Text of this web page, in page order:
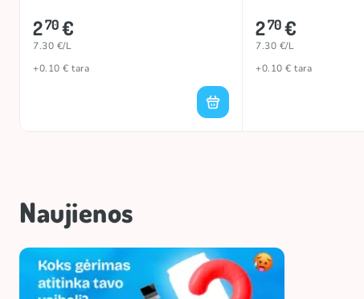
270€
7.30 €/L
+0.10 € tara
270€
7.30 €/L
+0.10 € tara
Naujienos